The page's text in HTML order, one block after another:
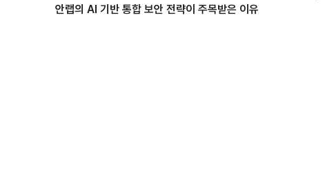
안랩의 AI 기반 통합 보안 전략이 주목받은 이유